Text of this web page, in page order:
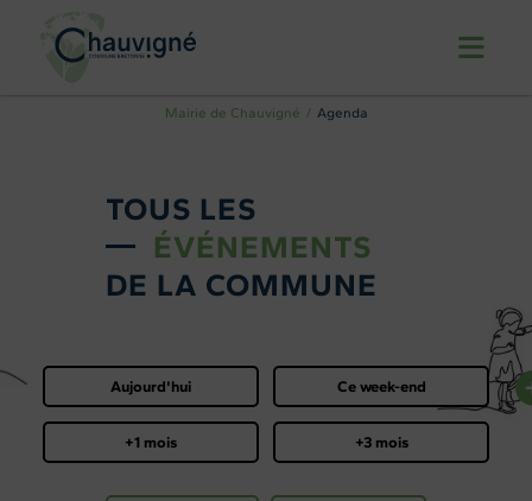
Mairie de Chauvigné Agenda
TOUS LES
ÉVÉNEMENTS
DE LA COMMUNE
Aujourd'hui Ce week-end
+1 mois +3 mois